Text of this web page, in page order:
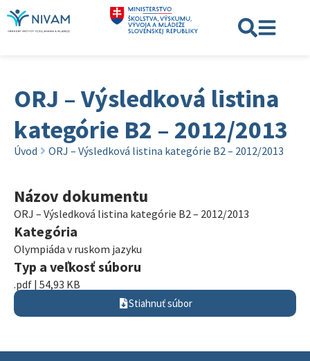
ORJ – Výsledková listina
kategórie B2 – 2012/2013
Úvod ORJ – Výsledková listina kategórie B2 – 2012/2013
Názov dokumentu
ORJ – Výsledková listina kategórie B2 – 2012/2013
Kategória
Olympiáda v ruskom jazyku
Typ a veľkosť súboru
.pdf | 54,93 KB
Stiahnuť súbor